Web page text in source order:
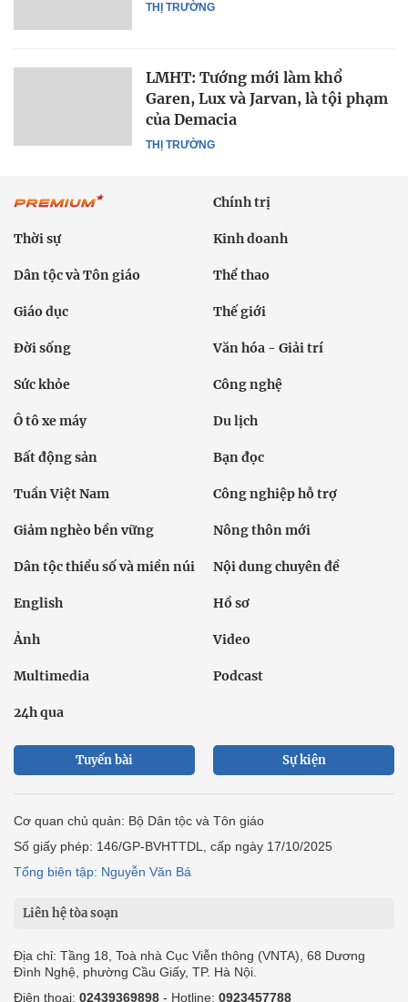
THỊ TRƯỜNG
THỊ TRƯỜNG
LMHT: Tướng mới làm khổ
Garen, Lux và Jarvan, là tội phạm
của Demacia
Chính trị
Thời sự Kinh doanh
Dân tộc và Tôn giáo Thể thao
Giáo dục Thế giới
Đời sống Văn hóa - Giải trí
Sức khỏe Công nghệ
Ô tô xe máy Du lịch
Bất động sản Bạn đọc
Tuần Việt Nam Công nghiệp hỗ trợ
Giảm nghèo bền vững Nông thôn mới
Dân tộc thiểu số và miền núi Nội dung chuyên đề
English Hồ sơ
Ảnh Video
Multimedia Podcast
24h qua
Tuyến bài Sự kiện
Cơ quan chủ quản: Bộ Dân tộc và Tôn giáo
Số giấy phép: 146/GP-BVHTTDL, cấp ngày 17/10/2025
Tổng biên tập: Nguyễn Văn Bá
Liên hệ tòa soạn
Địa chỉ: Tầng 18, Toà nhà Cục Viễn thông (VNTA), 68 Dương
Đình Nghệ, phường Cầu Giấy, TP. Hà Nội.
Điện thoại: 02439369898 - Hotline: 0923457788